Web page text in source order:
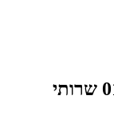
טלזר 019 שרותי